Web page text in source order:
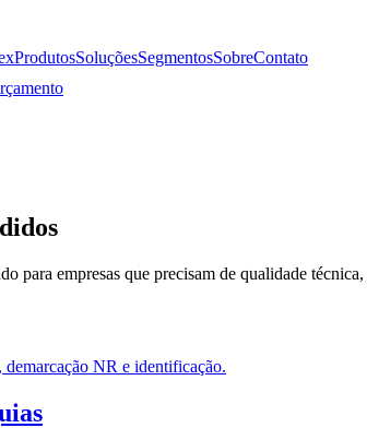
ProdutosSoluçõesSegmentosSobreContato
para empresas que precisam de qualidade
demarcação NR e identificação.